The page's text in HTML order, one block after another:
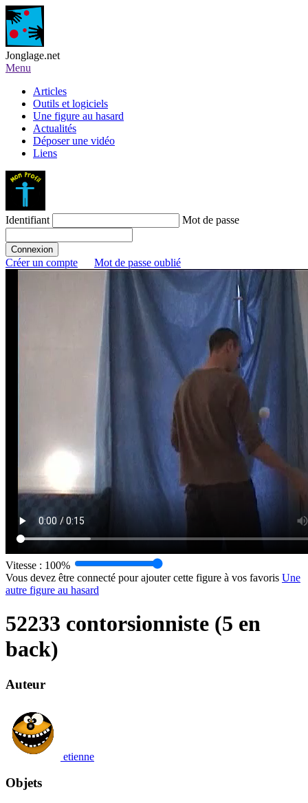
Jonglage.net
Menu
Articles
Outils et logiciels
Une figure au hasard
Actualités
Déposer une vidéo
Liens
Identifiant Mot de passe
Créer un compte Mot de passe oublié
Vitesse : 100%
Vous devez être connecté pour ajouter cette figure à vos favoris Une
autre figure au hasard
52233 contorsionniste (5 en
back)
Auteur
etienne
Objets